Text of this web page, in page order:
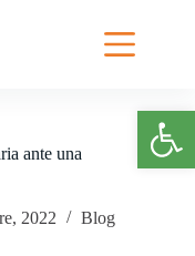
Abrir barra de herramientas
ante una
2022 Blog